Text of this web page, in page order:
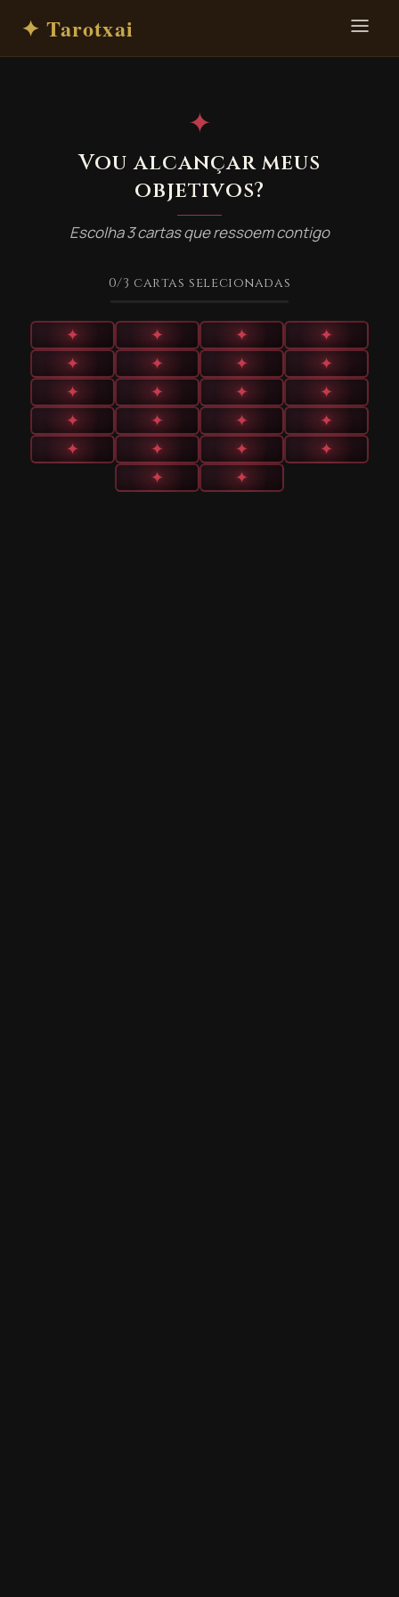
✦ Tarotxai
✦
Vou alcançar meus
objetivos?
Escolha 3 cartas que ressoem contigo
0/3 cartas selecionadas
✦ ✦ ✦
✦
✦
✦ ✦
✦
✦
✦ ✦
✦
✦
✦ ✦
✦
✦
✦ ✦
✦
✦
✦